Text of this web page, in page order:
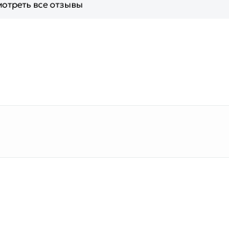
все отзывы